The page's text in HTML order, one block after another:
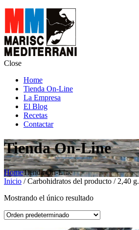
Close
Home
Tienda On-Line
La Empresa
El Blog
Recetas
Contactar
Tienda On-Line
HomeTienda On-Line
Inicio / Carbohidratos del producto / 2,40 g.
Mostrando el único resultado